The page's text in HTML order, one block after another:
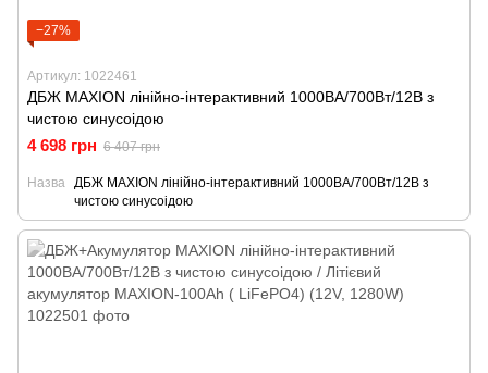
−27%
Артикул: 1022461
ДБЖ MAXION лінійно-інтерактивний 1000ВА/700Вт/12В з
чистою синусоідою
4 698 грн 6 407 грн
Назва ДБЖ MAXION лінійно-інтерактивний 1000ВА/700Вт/12В з
чистою синусоідою